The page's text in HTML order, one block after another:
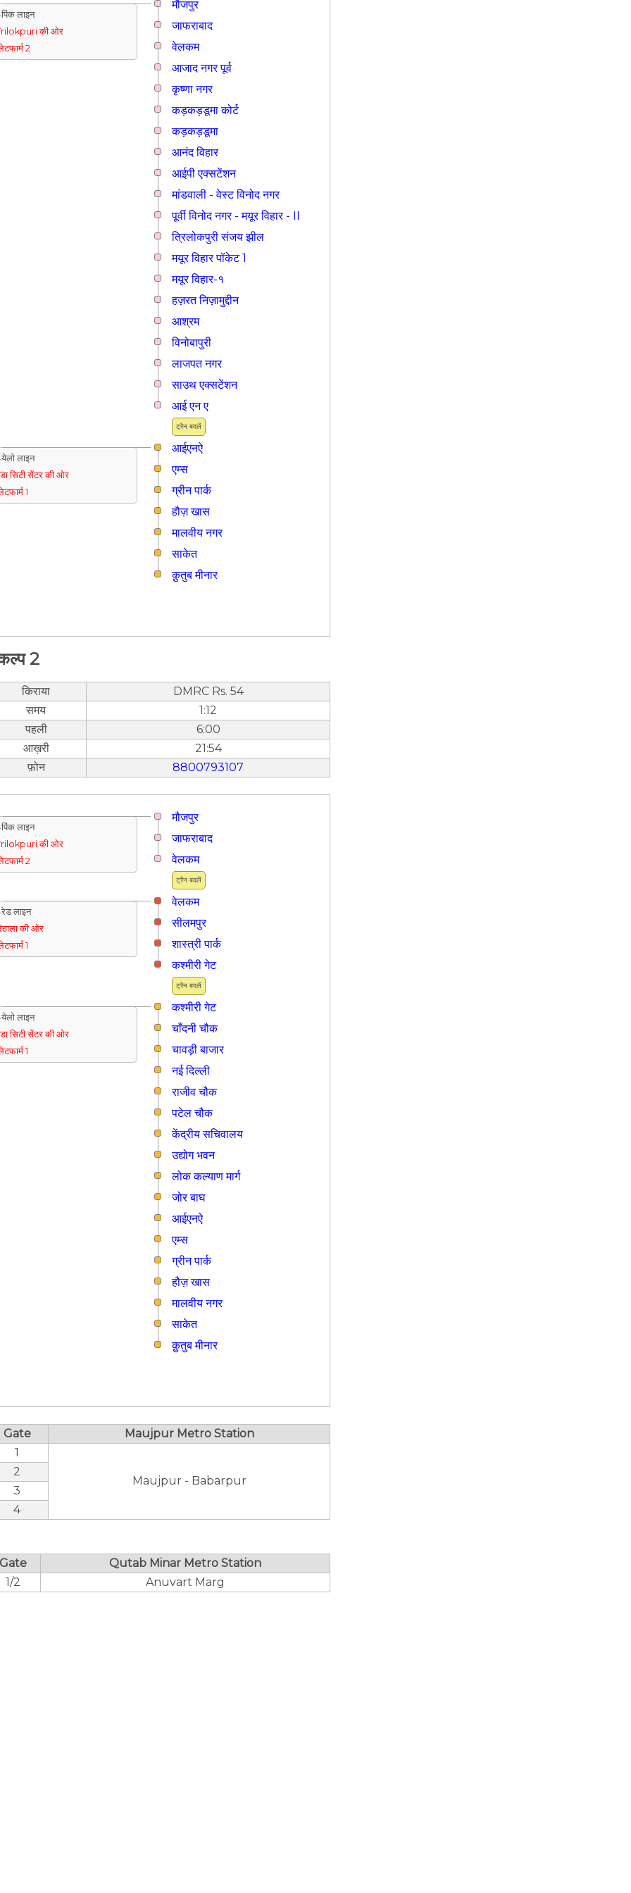
मौजपुर
लाइन
की ओर
2
जाफराबाद
वेलकम
आजाद नगर पूर्व
कृष्णा नगर
कड़कड़डूमा कोर्ट
कड़कड़डूमा
आनंद विहार
आईपी एक्सटेंशन
मांडवाली - वेस्ट विनोद नगर
पूर्वी विनोद नगर - मयूर विहार - II
त्रिलोकपुरी संजय झील
मयूर विहार पॉकेट 1
मयूर विहार-१
हज़रत निज़ामुद्दीन
आश्रम
विनोबापुरी
लाजपत नगर
साउथ एक्सटेंशन
ट्रैन बदलें
आई एन ए
आईएनऐ
लाइन
सिटी सेंटर की ओर
1
एम्स
ग्रीन पार्क
हौज़ खास
मालवीय नगर
साकेत
क़ुतुब मीनार
2
किराया
DMRC Rs. 54
समय
1:12
पहली
6:00
आख़री
21:54
फ़ोन
8800793107
मौजपुर
लाइन
की ओर
2
जाफराबाद
ट्रैन बदलें
वेलकम
वेलकम
लाइन
की ओर
1
सीलमपुर
शास्त्री पार्क
ट्रैन बदलें
कश्मीरी गेट
कश्मीरी गेट
लाइन
सिटी सेंटर की ओर
1
चाँदनी चौक
चावड़ी बाजार
नई दिल्ली
राजीव चौक
पटेल चौक
केंद्रीय सचिवालय
उद्योग भवन
लोक कल्याण मार्ग
जोर बाघ
आईएनऐ
एम्स
ग्रीन पार्क
हौज़ खास
मालवीय नगर
साकेत
क़ुतुब मीनार
Gate
Maujpur Metro Station
1
Maujpur - Babarpur
2
3
4
Gate
Qutab Minar Metro Station
1/2
Anuvart Marg